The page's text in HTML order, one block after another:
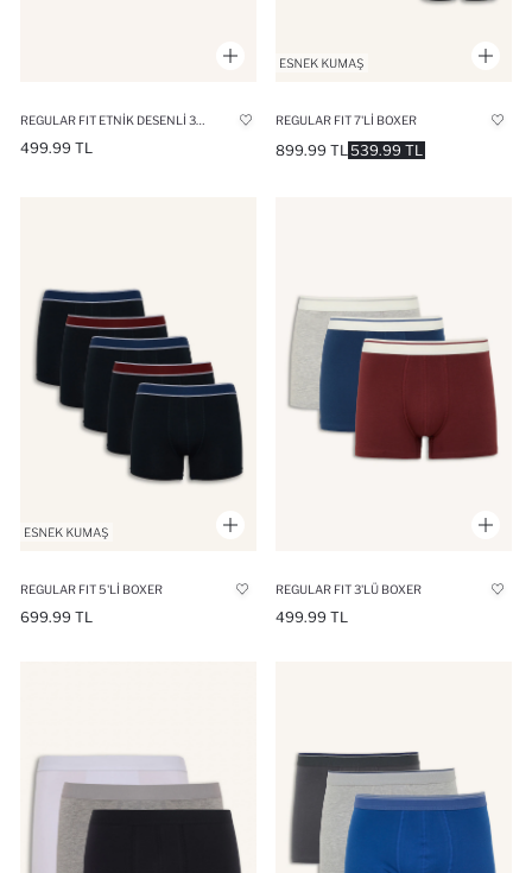
499.99 TL
REGULAR FIT 7'LI BOXER
539.99 TL
899.99 TL
REGULAR FIT 5'LI BOXER
699.99 TL
REGULAR FIT 3'LÜ BOXER
499.99 TL